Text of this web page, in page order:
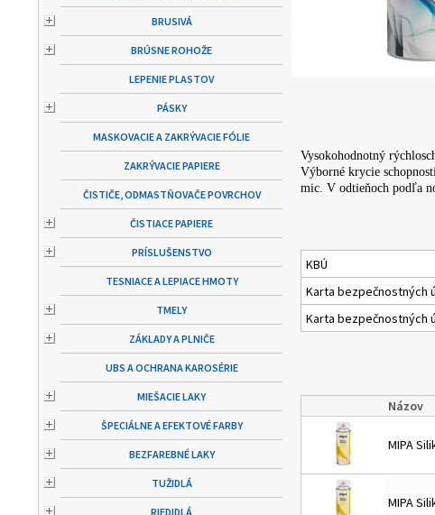
BRUSIVÁ
BRÚSNE ROHOŽE
LEPENIE PLASTOV
PÁSKY
MASKOVACIE A ZAKRÝVACIE FÓLIE
ZAKRÝVACIE PAPIERE
ČISTIČE, ODMASTŇOVAČE POVRCHOV
ČISTIACE PAPIERE
PRÍSLUŠENSTVO
TESNIACE A LEPIACE HMOTY
TMELY
ZÁKLADY A PLNIČE
UBS A OCHRANA KAROSÉRIE
MIEŠACIE LAKY
ŠPECIÁLNE A EFEKTOVÉ FARBY
BEZFAREBNÉ LAKY
TUŽIDLÁ
RIEDIDLÁ
Vysokohodnotný
Výborné krycie
mic. V odtieňoch podľa
KBÚ
Karta bezpečnostných
Karta bezpečnostných
Názov
MIPA
MIPA